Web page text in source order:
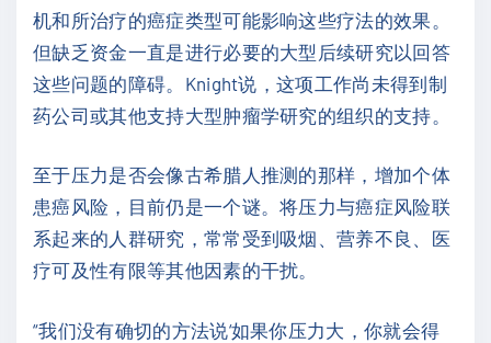
机和所治疗的癌症类型可能影响这些疗法的效果。
但缺乏资金一直是进行必要的大型后续研究以回答
这些问题的障碍。Knight说，这项工作尚未得到制
药公司或其他支持大型肿瘤学研究的组织的支持。
至于压力是否会像古希腊人推测的那样，增加个体
患癌风险，目前仍是一个谜。将压力与癌症风险联
系起来的人群研究，常常受到吸烟、营养不良、医
疗可及性有限等其他因素的干扰。
“我们没有确切的方法说‘如果你压力大，你就会得